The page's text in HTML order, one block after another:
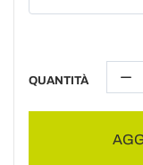
QUANTITÀ